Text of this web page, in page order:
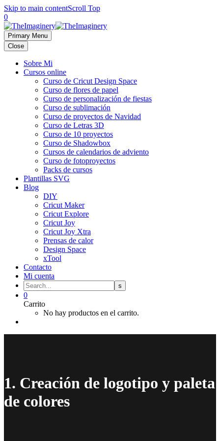
Skip to main contentScroll Top
0
Primary Menu
Close
Sobre Mi
Cursos online
Curso de Cricut Design Space
Curso de flores de papel
Curso de personalización de fiestas
Curso de sublimación
Curso de proyectos de Navidad
Curso de Letras 3D
Curso de 10 proyectos
Curso de Shadowbox
Cursos de calendarios de adviento
Curso de fotoproyectos
Packs de cursos
Plantillas SVG
Blog
DIY
Cricut Maker
Cricut Explore
Cricut Joy
Cricut Joy Xtra
Prensas de calor
Design Space
xTool
Contacto
Mi cuenta
0
Carrito
No hay productos en el carrito.
1. Creación de logotipo y paleta
de colores